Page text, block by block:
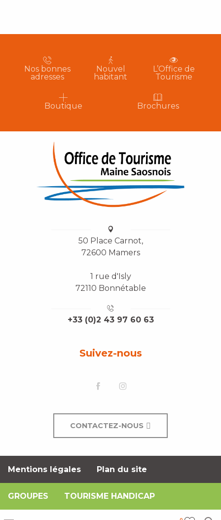
Nos bonnes
adresses
Nouvel
habitant
L’Office de
Tourisme
Boutique Brochures
50 Place Carnot,
72600 Mamers
1 rue d'Isly
72110 Bonnétable
+33 (0)2 43 97 60 63
Suivez-nous
CONTACTEZ-NOUS
Mentions légales Plan du site
GROUPES TOURISME HANDICAP